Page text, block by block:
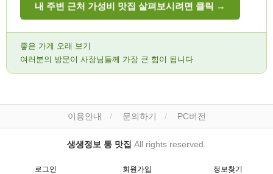
내 주변 근처 가성비 맛집 살펴보시려면 클릭 →
좋은 가게 오래 보기
여러분의 방문이 사장님들께 가장 큰 힘이 됩니다
이용안내 문의하기 PC버전
생생정보 통 맛집 All rights reserved.
로그인 회원가입 정보찾기